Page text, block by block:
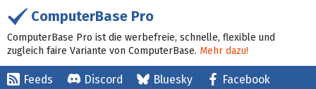
ComputerBase Pro
ComputerBase Pro ist die werbefreie, schnelle, flexible und
zugleich faire Variante von ComputerBase. Mehr dazu!
Feeds Discord Bluesky Facebook